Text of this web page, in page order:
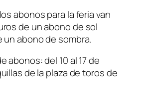
abonos para la feria van
de un abono de sol
un abono de sombra.
abonos: del 10 al 17 de
de la plaza de toros de